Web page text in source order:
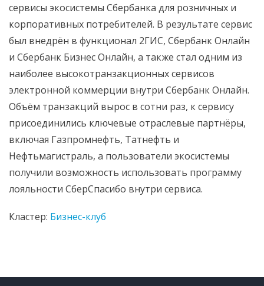
сервисы экосистемы Сбербанка для розничных и
корпоративных потребителей. В результате сервис
был внедрён в функционал 2ГИС, Сбербанк Онлайн
и Сбербанк Бизнес Онлайн, а также стал одним из
наиболее высокотранзакционных сервисов
электронной коммерции внутри Сбербанк Онлайн.
Объём транзакций вырос в сотни раз, к сервису
присоединились ключевые отраслевые партнёры,
включая Газпромнефть, Татнефть и
Нефтьмагистраль, а пользователи экосистемы
получили возможность использовать программу
лояльности СберСпасибо внутри сервиса.
Кластер: Бизнес-клуб